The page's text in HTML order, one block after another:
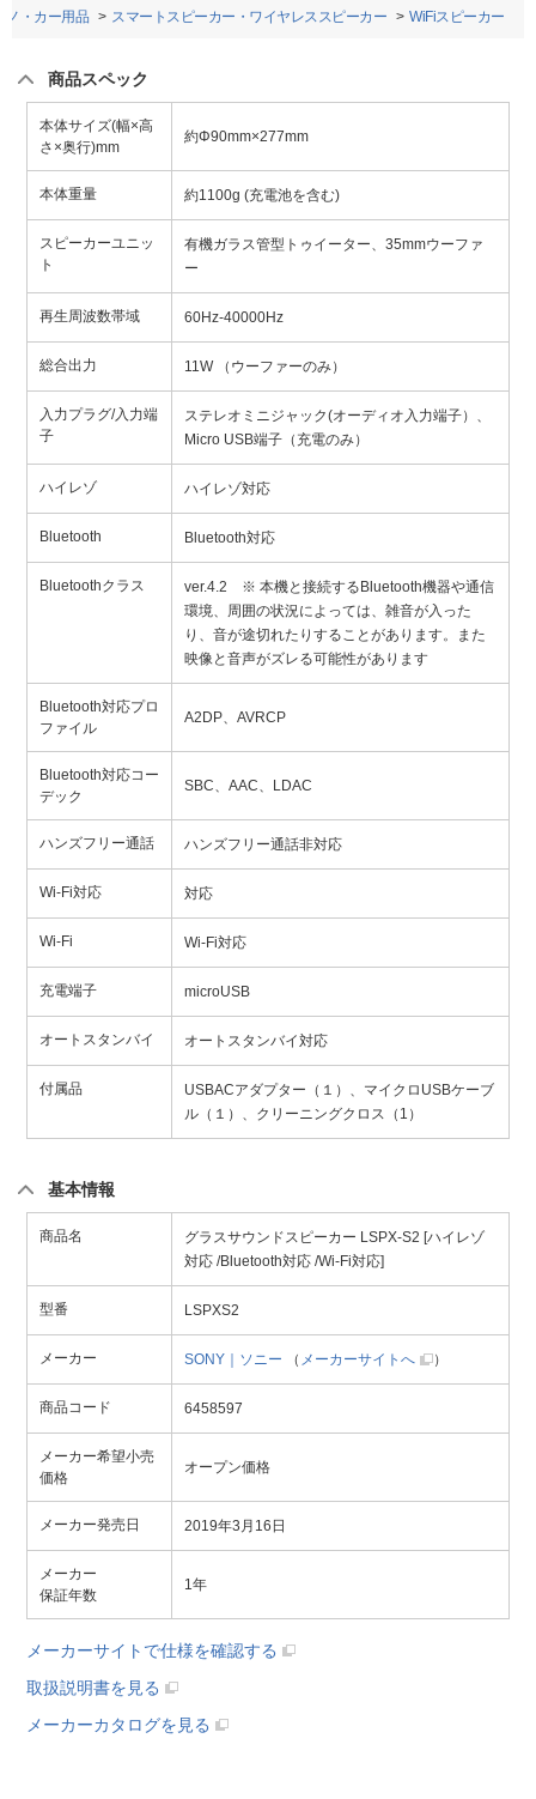
ノ・カー用品 スマートスピーカー・ワイヤレススピーカー WiFiスピーカー
商品スペック
本体サイズ(幅×高
さ×奥行)mm
約Φ90mm×277mm
本体重量 約1100g (充電池を含む)
スピーカーユニッ
ト
有機ガラス管型トゥイーター、35mmウーファ
ー
再生周波数帯域 60Hz-40000Hz
総合出力 11W （ウーファーのみ）
入力プラグ/入力端
子
ステレオミニジャック(オーディオ入力端子）、
Micro USB端子（充電のみ）
ハイレゾ ハイレゾ対応
Bluetooth Bluetooth対応
Bluetoothクラス
ver.4.2 ※ 本機と接続するBluetooth機器や通信
環境、周囲の状況によっては、雑音が入った
り、音が途切れたりすることがあります。また
映像と音声がズレる可能性があります
Bluetooth対応プロ
ファイル
A2DP、AVRCP
Bluetooth対応コー
デック
SBC、AAC、LDAC
ハンズフリー通話 ハンズフリー通話非対応
Wi-Fi対応 対応
Wi-Fi Wi-Fi対応
充電端子 microUSB
オートスタンバイ オートスタンバイ対応
付属品
USBACアダプター（１）、マイクロUSBケーブ
ル（１）、クリーニングクロス（1）
基本情報
商品名
グラスサウンドスピーカー LSPX-S2 [ハイレゾ
対応 /Bluetooth対応 /Wi-Fi対応]
型番 LSPXS2
メーカー SONY｜ソニー （ メーカーサイトへ ）
商品コード 6458597
メーカー希望小売
価格
オープン価格
メーカー発売日 2019年3月16日
メーカー
保証年数
1年
メーカーサイトで仕様を確認する
取扱説明書を見る
メーカーカタログを見る